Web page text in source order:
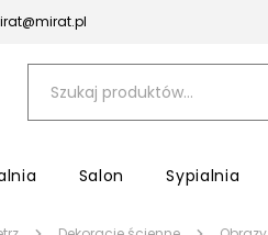
Salon Sypialnia